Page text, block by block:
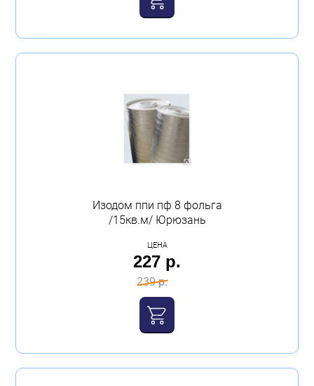
Изодом ппи пф 8 фольга
/15кв.м/ Юрюзань
ЦЕНА
227 р.
239 р.